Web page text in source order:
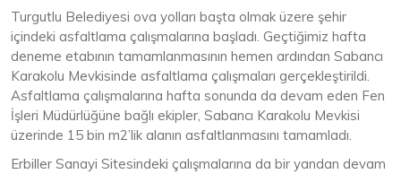
Turgutlu Belediyesi ova yolları başta olmak üzere şehir
içindeki asfaltlama çalışmalarına başladı. Geçtiğimiz hafta
deneme etabının tamamlanmasının hemen ardından Sabancı
Karakolu Mevkisinde asfaltlama çalışmaları gerçekleştirildi.
Asfaltlama çalışmalarına hafta sonunda da devam eden Fen
İşleri Müdürlüğüne bağlı ekipler, Sabancı Karakolu Mevkisi
üzerinde 15 bin m2’lik alanın asfaltlanmasını tamamladı.
Erbiller Sanayi Sitesindeki çalışmalarına da bir yandan devam